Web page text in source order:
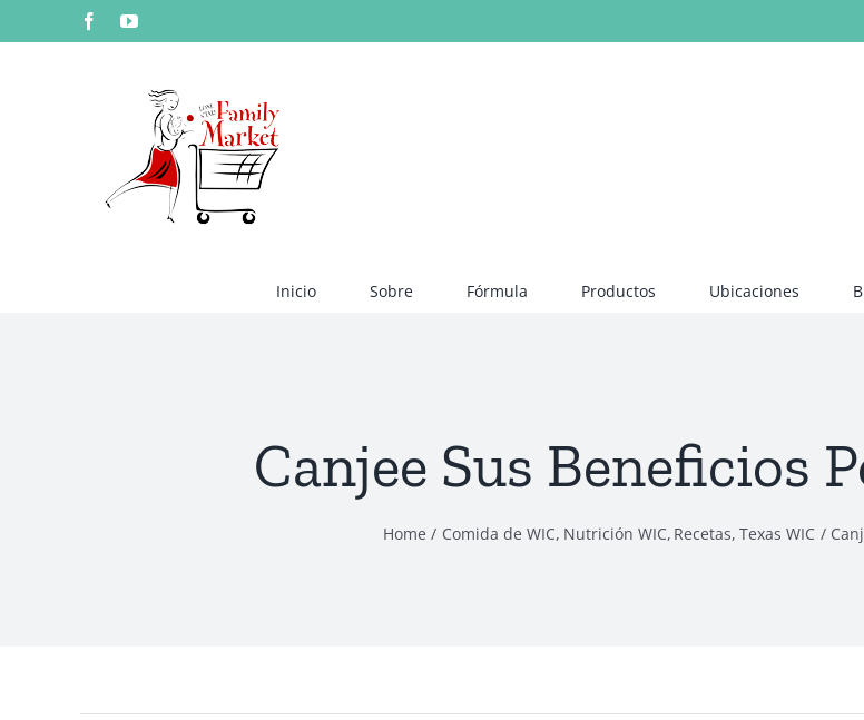
to
FacebookYouTube
Inicio Sobre Fórmula Productos Ubicaciones
Canjee Sus Beneficios
Home Comida de WIC Nutrición WIC Recetas Texas WIC